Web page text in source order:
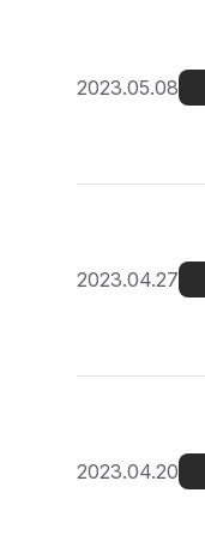
2023.05.08
2023.04.27
2023.04.20